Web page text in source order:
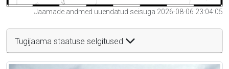
Jaamade andmed uuendatud seisuga 2026-08-06 23:04:05
Tugijaama staatuse selgitused